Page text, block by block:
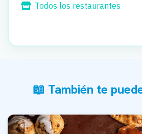
Todos los restaurantes
📖 También te